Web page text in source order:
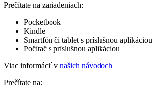
Prečítate na zariadeniach:
Pocketbook
Kindle
Smartfón či tablet s príslušnou aplikáciou
Počítač s príslušnou aplikáciou
Viac informácií v našich návodoch
Prečítate na: